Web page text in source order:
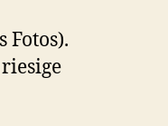
Fotos).